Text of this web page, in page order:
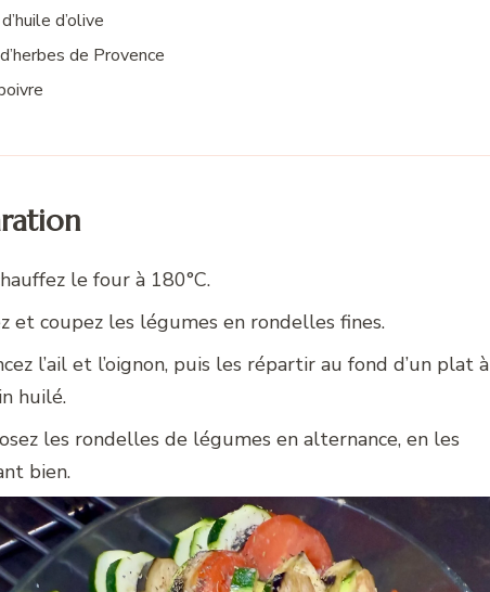
d’huile d’olive
d’herbes de Provence
le four à 180°C.
et coupez les légumes en rondelles fines.
l’ail et l’oignon, puis les répartir au fond d’un plat à
huilé.
les rondelles de légumes en alternance, en les
bien.